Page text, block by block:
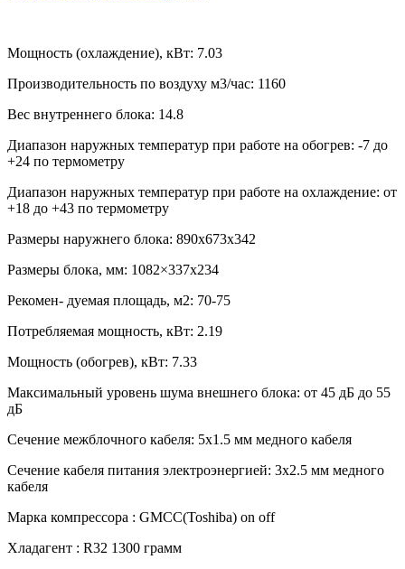
Мощность (охлаждение), кВт: 7.03
Производительность по воздуху м3/час: 1160
Вес внутреннего блока: 14.8
Диапазон наружных температур при работе на обогрев: -7 до
+24 по термометру
Диапазон наружных температур при работе на охлаждение: от
+18 до +43 по термометру
Размеры наружнего блока: 890x673x342
Размеры блока, мм: 1082×337x234
Рекомен- дуемая площадь, м2: 70-75
Потребляемая мощность, кВт: 2.19
Мощность (обогрев), кВт: 7.33
Максимальный уровень шума внешнего блока: от 45 дБ до 55
дБ
Сечение межблочного кабеля: 5х1.5 мм медного кабеля
Сечение кабеля питания электроэнергией: 3х2.5 мм медного
кабеля
Марка компрессора : GMCC(Toshiba) on off
Хладагент : R32 1300 грамм